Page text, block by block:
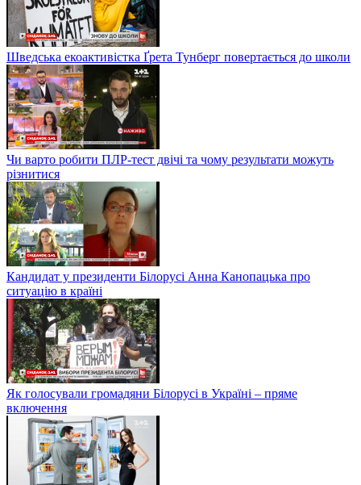
Шведська екоактивістка Ґрета Тунберг повертається до школи
Чи варто робити ПЛР-тест двічі та чому результати можуть
різнитися
Кандидат у президенти Білорусі Анна Канопацька про
ситуацію в країні
Як голосували громадяни Білорусі в Україні – пряме
включення